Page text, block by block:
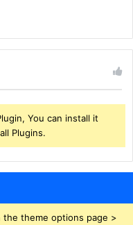
You can install it
Plugins.
the theme options page >